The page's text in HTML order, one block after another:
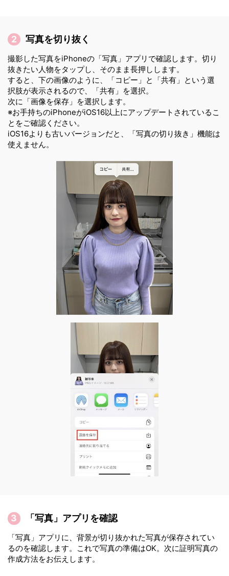
写真を切り抜く
撮影した写真をiPhoneの「写真」アプリで確認します。切り
抜きたい人物をタップし、そのまま長押しします。
すると、下の画像のように、「コピー」と「共有」という選
択肢が表示されるので、「共有」を選択。
次に「画像を保存」を選択します。
※お手持ちのiPhoneがiOS16以上にアップデートされているこ
とをご確認ください。
iOS16よりも古いバージョンだと、「写真の切り抜き」機能は
使えません。
「写真」アプリを確認
「写真」アプリに、背景が切り抜かれた写真が保存されてい
るのを確認します。これで写真の準備はOK。次に証明写真の
作成方法をお伝えします。